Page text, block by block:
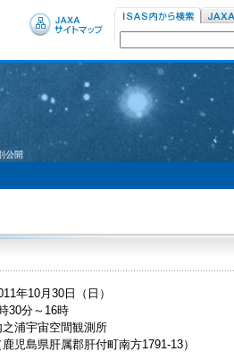
公開
年10月30日（日）
30分～16時
浦宇宙空間観測所
肝属郡肝付町南方1791-13）